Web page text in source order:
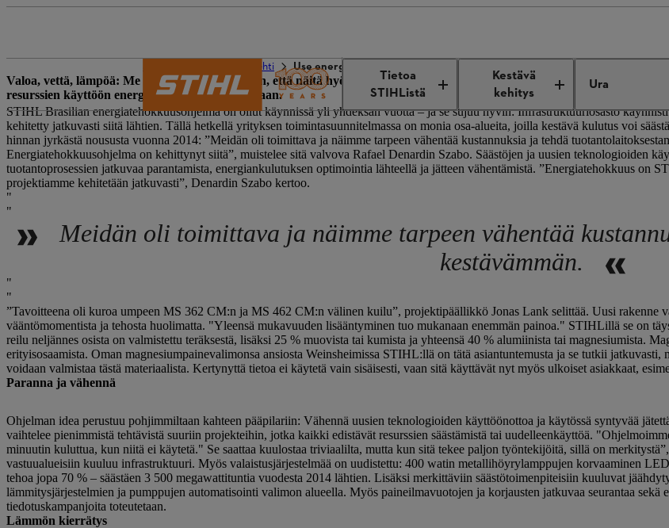
Tietoa
STIHListä
Kestävä
kehitys
Ura
STIHL-lehti Use energy efficiently
Valoa, vettä, lämpöä: Me kaikki tiedämme hyvin, että näitä hyödykkeitä tulisi käsitellä energiaa säästävällä tavalla. STIHL
resurssien käyttöön energiatehokkuusohjelmallaan.
STIHL Brasilian energiatehokkuusohjelma on ollut käynnissä yli yhdeksän vuotta – ja se sujuu hyvin: Infrastruktuuriosasto
kehitetty jatkuvasti siitä lähtien. Tällä hetkellä yrityksen toimintasuunnitelmassa on monia osa-alueita, joilla kestävä kulutus voi
hinnan jyrkästä noususta vuonna 2014: ”Meidän oli toimittava ja näimme tarpeen vähentää kustannuksia ja tehdä
Energiatehokkuusohjelma on kehittynyt siitä”, muistelee sitä valvova Rafael Denardin Szabo. Säästöjen ja uusien teknologioiden
tuotantoprosessien jatkuvaa parantamista, energiankulutuksen optimointia lähteellä ja jätteen vähentämistä. ”Energiatehokkuus on
projektiamme kehitetään jatkuvasti”, Denardin Szabo kertoo.
Meidän oli toimittava ja näimme tarpeen vähentää
kestävämmän.
”Tavoitteena oli kuroa umpeen MS 362 CM:n ja MS 462 CM:n välinen kuilu”, projektipäällikkö Jonas Lank selittää. Uusi rakenne
vääntömomentista ja tehosta huolimatta. "Yleensä mukavuuden lisääntyminen tuo mukanaan enemmän painoa." STIHLillä se on
reilu neljännes osista on valmistettu teräksestä, lisäksi 25 % muovista tai kumista ja yhteensä 40 % alumiinista tai magnesiumista.
erityisosaamista. Oman magnesiumpainevalimonsa ansiosta Weinsheimissa STIHL:llä on tätä asiantuntemusta ja se tutkii
voidaan valmistaa tästä materiaalista. Kertynyttä tietoa ei käytetä vain sisäisesti, vaan sitä käyttävät nyt myös ulkoiset asiakkaat,
Paranna ja vähennä
Ohjelman idea perustuu pohjimmiltaan kahteen pääpilariin: Vähennä uusien teknologioiden käyttöönottoa ja käytössä syntyvää
vaihtelee pienimmistä tehtävistä suuriin projekteihin, jotka kaikki edistävät resurssien säästämistä tai uudelleenkäyttöä.
minuutin kuluttua, kun niitä ei käytetä." Se saattaa kuulostaa triviaalilta, mutta kun sitä tekee paljon työntekijöitä, sillä on
vastuualueisiin kuuluu infrastruktuuri. Myös valaistusjärjestelmää on uudistettu: 400 watin metallihöyrylamppujen korvaaminen
tehoa jopa 70 % – säästäen 3 500 megawattituntia vuodesta 2014 lähtien. Lisäksi merkittäviin säästötoimenpiteisiin kuuluvat
lämmitysjärjestelmien ja pumppujen automatisointi valimon alueella. Myös paineilmavuotojen ja korjausten jatkuvaa seurantaa sekä
tiedotuskampanjoita toteutetaan.
Lämmön kierrätys